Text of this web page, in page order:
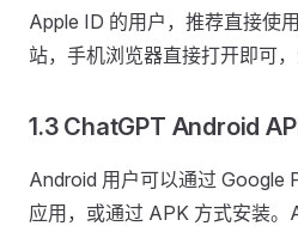
Apple ID 的用户，推荐直接使
站，手机浏览器直接打开即可
1.3 ChatGPT Android
Android 用户可以通过 Google
应用，或通过 APK 方式安装。